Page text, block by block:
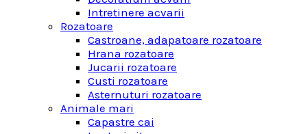
Intretinere acvarii
Rozatoare
Castroane, adapatoare rozatoare
Hrana rozatoare
Jucarii rozatoare
Custi rozatoare
Asternuturi rozatoare
Animale mari
Capastre cai